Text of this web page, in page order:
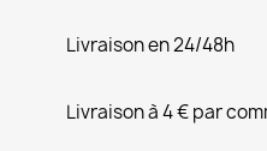
Livraison en 24/48h
Livraison à 4 € par